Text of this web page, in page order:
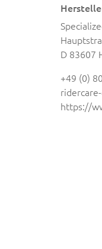
D 83607
+49 (0)
https://